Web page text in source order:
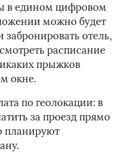
в едином цифровом
можно будет
забронировать отель,
расписание
прыжков
окне.
по геолокации: в
за проезд прямо
планируют